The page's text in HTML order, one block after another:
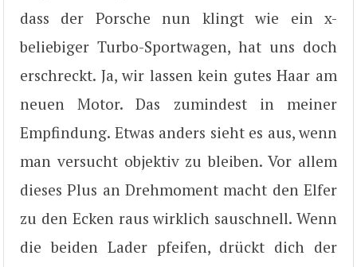
dass der Porsche nun klingt wie ein x-
beliebiger Turbo-Sportwagen, hat uns doch
erschreckt. Ja, wir lassen kein gutes Haar am
neuen Motor. Das zumindest in meiner
Empfindung. Etwas anders sieht es aus, wenn
man versucht objektiv zu bleiben. Vor allem
dieses Plus an Drehmoment macht den Elfer
zu den Ecken raus wirklich sauschnell. Wenn
die beiden Lader pfeifen, drückt dich der